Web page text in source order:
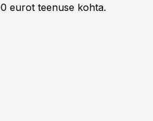
eurot teenuse kohta.